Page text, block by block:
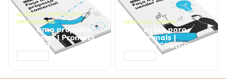
NEGÓCIOS, PROCESSOS
EMPRESARIAIS
Faça uma proposta
comercial | Prompts
ChatGPT
NEGÓCIOS, VENDAS
Faça ações para
vender mais |
Prompts ChatGPT